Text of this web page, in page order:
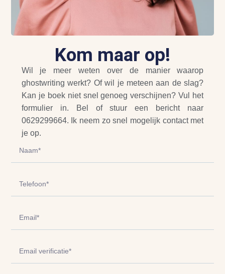
Kom maar op!
Wil je meer weten over de manier waarop
ghostwriting werkt? Of wil je meteen aan de slag?
Kan je boek niet snel genoeg verschijnen? Vul het
formulier in. Bel of stuur een bericht naar
0629299664. Ik neem zo snel mogelijk contact met
je op.